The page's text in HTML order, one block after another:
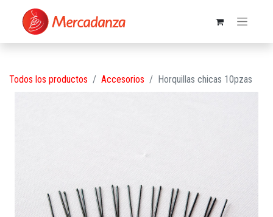
Todos los productos Accesorios Horquillas chicas 10pzas